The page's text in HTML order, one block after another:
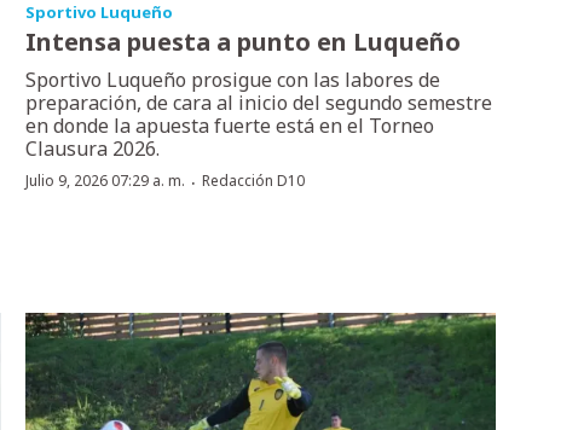
Sportivo Luqueño
Intensa puesta a punto en Luqueño
Sportivo Luqueño prosigue con las labores de
preparación, de cara al inicio del segundo semestre
en donde la apuesta fuerte está en el Torneo
Clausura 2026.
Julio 9, 2026 07:29 a. m. · Redacción D10